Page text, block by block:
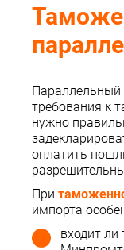
требования к
нужно
оплатить
При
импорта
входит ли